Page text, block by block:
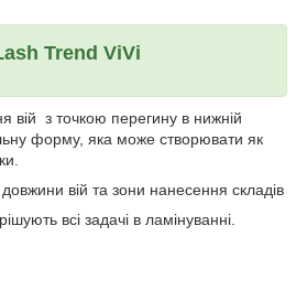
Trend ViVi
вій з точкою перегину в нижній
форму, яка може створювати як
довжини вій та зони нанесення складів
всі задачі в ламінуванні.